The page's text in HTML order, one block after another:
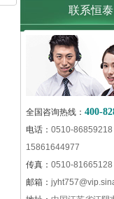
联系恒泰
全国咨询热线： 400-
电话： 0510-86859218
15861644977
传真： 0510-81665128
邮箱：